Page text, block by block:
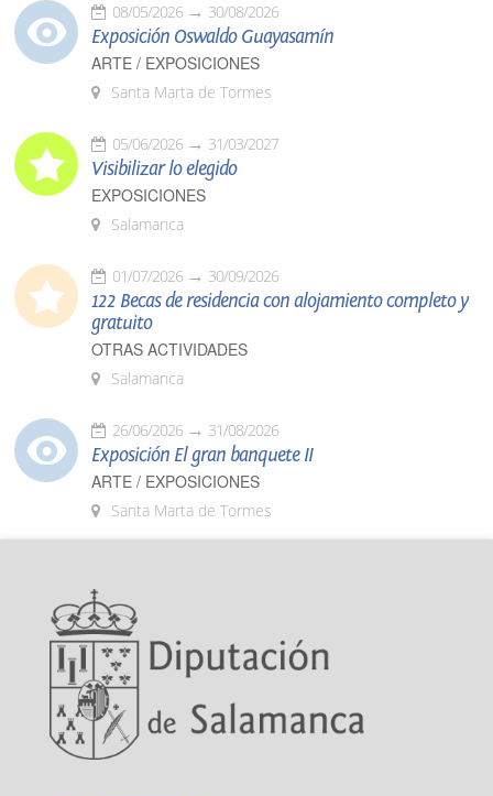
08/05/2026 30/08/2026
Exposición Oswaldo Guayasamín
ARTE / EXPOSICIONES
Santa Marta de Tormes
05/06/2026 31/03/2027
Visibilizar lo elegido
EXPOSICIONES
Salamanca
01/07/2026 30/09/2026
122 Becas de residencia con alojamiento completo y
gratuito
OTRAS ACTIVIDADES
Salamanca
26/06/2026 31/08/2026
Exposición El gran banquete II
ARTE / EXPOSICIONES
Santa Marta de Tormes